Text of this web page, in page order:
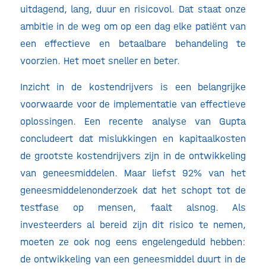
uitdagend, lang, duur en risicovol. Dat staat onze
ambitie in de weg om op een dag elke patiënt van
een effectieve en betaalbare behandeling te
voorzien. Het moet sneller en beter.
Inzicht in de kostendrijvers is een belangrijke
voorwaarde voor de implementatie van effectieve
oplossingen. Een recente analyse van Gupta
concludeert dat mislukkingen en kapitaalkosten
de grootste kostendrijvers zijn in de ontwikkeling
van geneesmiddelen. Maar liefst 92% van het
geneesmiddelenonderzoek dat het schopt tot de
testfase op mensen, faalt alsnog. Als
investeerders al bereid zijn dit risico te nemen,
moeten ze ook nog eens engelengeduld hebben:
de ontwikkeling van een geneesmiddel duurt in de